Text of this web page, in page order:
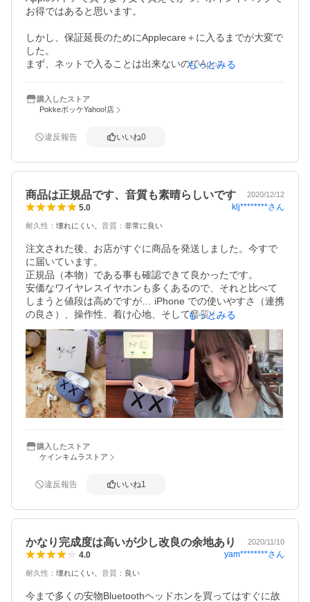
勉強する時にノイズキャンセリングをすると、本当に集中
もっと早く買えばよかったです。
とてもいい買い物でした。
お得ではあると思います。
しかし、保証延長のためにApplecare＋に入るまでが大変で
した。
まず、ネットで入ることは出来ないのでAppleサポートに電
この時、まずAppleサポートに繋がるまで長い時間待たされ
ます。サポートに繋がったらApplecare＋に入りたい旨を伝
レスとシリアルナンバーを伝えます。
直ぐにメールアドレスにお支払いのメールが届くのでクレ
お支払い完了と登録完了のメールが届いた時に
発音が不味かったのかシリアルナンバーの英文字が1字違う
そこから、登録の訂正が大変でした。後日電話でAppleサポ
ートに訂正してくれと伝えても土日は担当部署が休みだか
ら平日電話してくれとの事で
平日電話したら18時以降は担当部署が終了だからと言わ
れ、平日のお昼に電話したら、間違っているシリアルナン
ーが写った写真を送ってくれやらとても大変でした。
もっとみる
購入したストア
PokkeポッケYahoo!店
違反報告 いいね0
商品は正規品です、音質も素晴らしいです 2020/12/12
5.0 klj********さん
耐久性 ： 壊れにくい 音質 ： 非常に良い
注文された後、お店がすぐに商品を発送しました。今すで
に届いています。
正規品（本物）である事も確認できて良かったです。
安価なワイヤレスイヤホンも多くあるので、それと比べて
しまうと値段は高めですが… iPhone での使いやすさ（連携
の良さ）、操作性、着け心地、そして音質も「総合力」で
優秀かつ値段に見合った製品だと思います。 他のたくさん
のレビューにもある通り、アクティブノイズキャンセリン
グ＆外音取り込みの精度と自然さには驚きました。
友達への誕生日プレゼントとして買ってきたのです、友達
が装着した途端耳栓のように周囲の雑音がシャットダウン
されると話してくれました。また、 耳へのフィット感も良
かったです。iPhoneと繋げるのも、簡単すぎて感動でし
た。
商品の損傷の程度によって、郵送して修理したり、あるい
は新しい商品を交換したりすることができますので、とて
題があったら、店が解決してくれました。店はお客様の問
で、 また機会があれば利用したいです。
もっとみる
購入したストア
ケインキムラストア
違反報告 いいね1
かなり完成度は高いが少し改良の余地あり 2020/11/10
4.0 yam********さん
耐久性 ： 壊れにくい 音質 ： 良い
今まで多くの安物Bluetoothヘッドホンを買ってはすぐに故